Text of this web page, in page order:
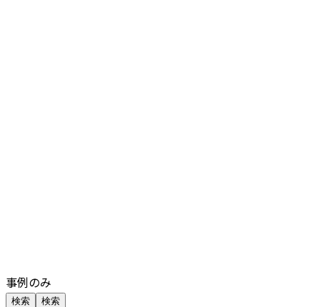
事例のみ
検索 検索